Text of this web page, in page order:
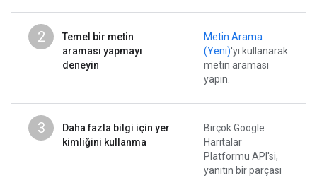
2
Temel bir metin
araması yapmayı
deneyin
Metin Arama
(Yeni)'yı kullanarak
metin araması
yapın.
3
Daha fazla bilgi için yer
kimliğini kullanma
Birçok Google
Haritalar
Platformu API'si,
yanıtın bir parçası